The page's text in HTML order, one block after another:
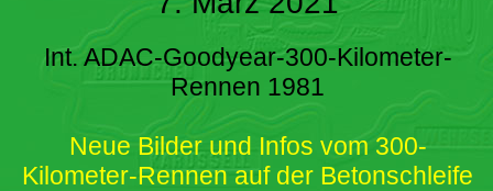
Int. ADAC-Goodyear-300-Kilometer-
Rennen 1981
Neue Bilder und Infos vom 300-
Kilometer-Rennen auf der Betonschleife